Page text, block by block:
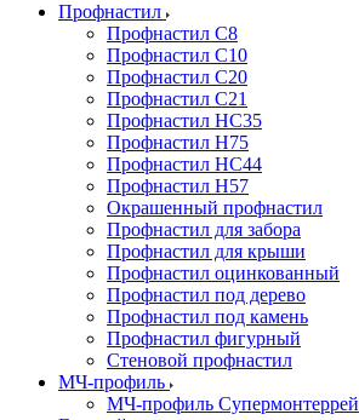
Профнастил
Профнастил С8
Профнастил С10
Профнастил С20
Профнастил С21
Профнастил НС35
Профнастил Н75
Профнастил HC44
Профнастил Н57
Окрашенный профнастил
Профнастил для забора
Профнастил для крыши
Профнастил оцинкованный
Профнастил под дерево
Профнастил под камень
Профнастил фигурный
Стеновой профнастил
МЧ-профиль
МЧ-профиль Супермонтеррей